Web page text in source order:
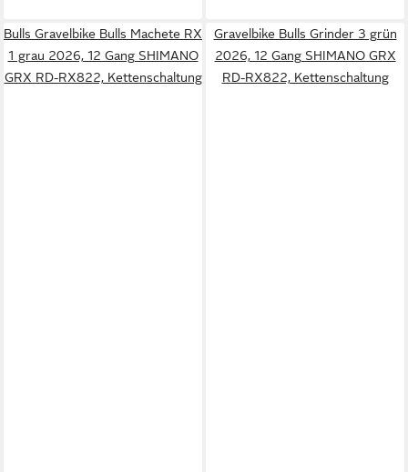
Bulls Gravelbike Bulls Machete RX
1 grau 2026, 12 Gang SHIMANO
GRX RD-RX822, Kettenschaltung
Gravelbike Bulls Grinder 3 grün
2026, 12 Gang SHIMANO GRX
RD-RX822, Kettenschaltung